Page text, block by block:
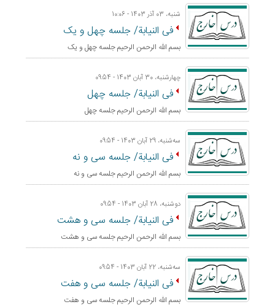
شنبه، 03 آذر 1403 - 10:06
فی النیابة/ جلسه چهل و یک
بسم الله الرحمن الرحيم جلسه چهل و یک
چهارشنبه، 30 آبان 1403 - 09:54
فی النیابة/ جلسه چهل
بسم الله الرحمن الرحيم جلسه چهل
ﺳﻪشنبه، 29 آبان 1403 - 09:54
فی النیابة/ جلسه سی و نه
بسم الله الرحمن الرحيم جلسه سی و نه
دوشنبه، 28 آبان 1403 - 09:54
فی النیابة/ جلسه سی و هشت
بسم الله الرحمن الرحيم جلسه سی و هشت
ﺳﻪشنبه، 22 آبان 1403 - 09:54
فی النیابة/ جلسه سی و هفت
بسم الله الرحمن الرحيم جلسه سی و هفت